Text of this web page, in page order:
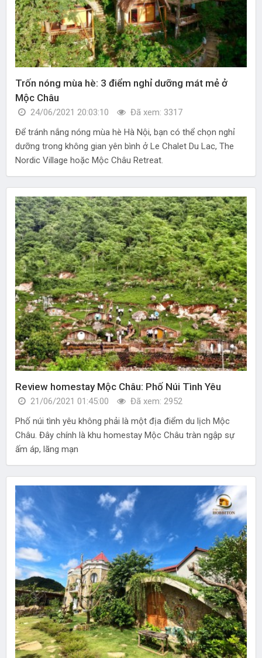
Trốn nóng mùa hè: 3 điểm nghỉ dưỡng mát mẻ ở
Mộc Châu
24/06/2021 20:03:10
Đã xem: 3317
Để tránh nắng nóng mùa hè Hà Nội, bạn có thể chọn nghỉ
dưỡng trong không gian yên bình ở Le Chalet Du Lac, The
Nordic Village hoặc Mộc Châu Retreat.
Review homestay Mộc Châu: Phố Núi Tình Yêu
21/06/2021 01:45:00
Đã xem: 2952
Phố núi tình yêu không phải là một địa điểm du lịch Mộc
Châu. Đây chính là khu homestay Mộc Châu tràn ngập sự
ấm áp, lãng mạn